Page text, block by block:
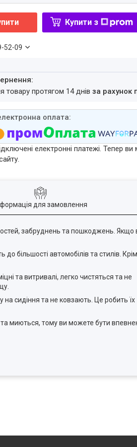
Купити з
52-09
товару протягом 14 днівза рахунок
електронні платежі. Тепер
для замовлення
забруднень та пошкоджень. Якщо
більшості автомобілів та стилів. Крім
та витривалі, легко чистяться та не
на сидіння та не ковзають. Це робить їх
миються, тому ви можете бути